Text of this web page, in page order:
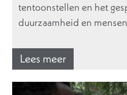
tentoonstellen en het
duurzaamheid en
Lees meer